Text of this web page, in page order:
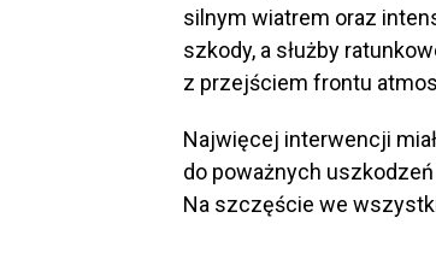
silnym wiatrem oraz
szkody, a służby
z przejściem frontu
Najwięcej interwencji
do poważnych
Na szczęście we